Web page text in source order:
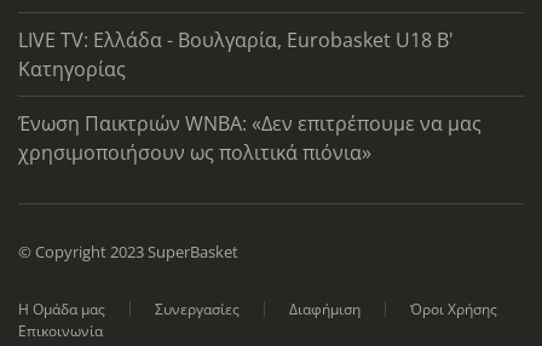
LIVE TV: Ελλάδα - Βουλγαρία, Eurobasket U18 Β'
Κατηγορίας
Ένωση Παικτριών WNBA: «Δεν επιτρέπουμε να μας
χρησιμοποιήσουν ως πολιτικά πιόνια»
© Copyright 2023 SuperBasket
Η Ομάδα μας Συνεργασίες Διαφήμιση
Όροι Χρήσης
Επικοινωνία